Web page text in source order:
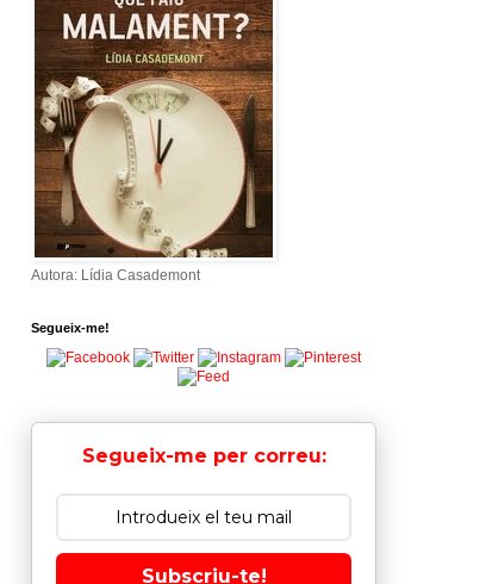
Autora: Lídia Casademont
Segueix-me!
Segueix-me per correu:
Subscriu-te!